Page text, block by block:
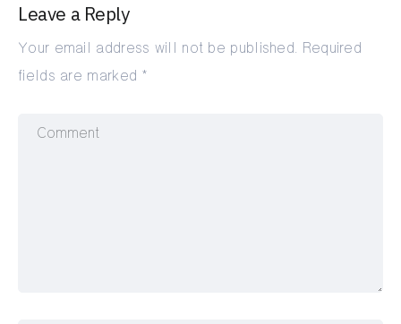
Leave a Reply
Your email address will not be published. Required
fields are marked *